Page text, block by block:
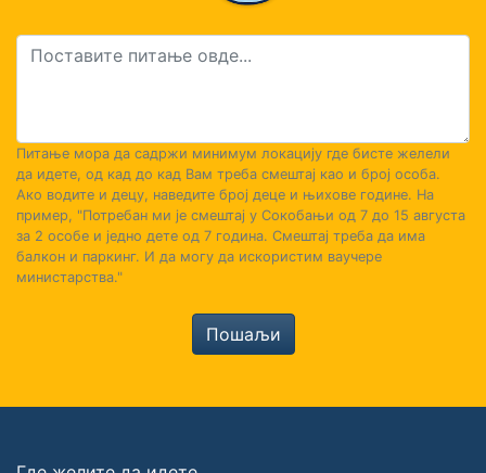
Питање мора да садржи минимум локацију где бисте желели
да идете, од кад до кад Вам треба смештај као и број особа.
Ако водите и децу, наведите број деце и њихове године. На
пример, "Потребан ми је смештај у Сокобањи од 7 до 15 августа
за 2 особе и једно дете од 7 година. Смештај треба да има
балкон и паркинг. И да могу да искористим ваучере
министарства."
Пошаљи